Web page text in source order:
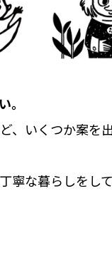
。
、いくつか案を
寧な暮らしをし